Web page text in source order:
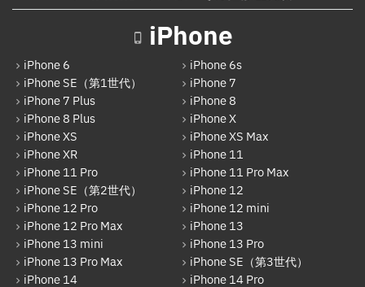
Xperia
Galaxy
OPPO
HUAWEI
arrows
Xiaomi
Motolora
その他Android
iPad
iPhone
iPhone 6
iPhone 6s
iPhone SE（第1世代）
iPhone 7
iPhone 7 Plus
iPhone 8
iPhone 8 Plus
iPhone X
iPhone XS
iPhone XS Max
iPhone XR
iPhone 11
iPhone 11 Pro
iPhone 11 Pro Max
iPhone SE（第2世代）
iPhone 12
iPhone 12 Pro
iPhone 12 mini
iPhone 12 Pro Max
iPhone 13
iPhone 13 mini
iPhone 13 Pro
iPhone 13 Pro Max
iPhone SE（第3世代）
iPhone 14
iPhone 14 Pro